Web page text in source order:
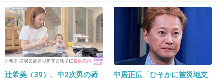
+26
21. 匿名2013/04/03(水) 17:21:29
辻希美（39）、中2次男の荷 中居正広「ひそかに被災地支